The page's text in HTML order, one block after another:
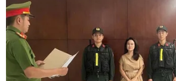
Afghanistan đối mặt khủng hoảng
lương thực nghiêm trọng do thiếu
hụt viện trợ
05/08/2026 06:41